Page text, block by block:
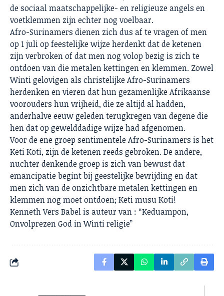
de sociaal maatschappelijke- en religieuze angels en
voetklemmen zijn echter nog voelbaar.
Afro-Surinamers dienen zich dus af te vragen of men
op 1 juli op feestelijke wijze herdenkt dat de ketenen
zijn verbroken of dat men nog volop bezig is zich te
ontdoen van die metalen kettingen en klemmen. Zowel
Winti gelovigen als christelijke Afro-Surinamers
herdenken en vieren dat hun gezamenlijke Afrikaanse
voorouders hun vrijheid, die ze altijd al hadden,
anderhalve eeuw geleden terugkregen van degene die
hen dat op gewelddadige wijze had afgenomen.
Voor de ene groep sentimentele Afro-Surinamers is het
Keti Koti, zijn de ketenen reeds gebroken. De andere,
nuchter denkende groep is zich van bewust dat
emancipatie begint bij geestelijke bevrijding en dat
men zich van de onzichtbare metalen kettingen en
klemmen nog moet ontdoen; Keti musu Koti!
Kenneth Vers Babel is auteur van : “Keduampon,
Onvolprezen God in Winti religie”